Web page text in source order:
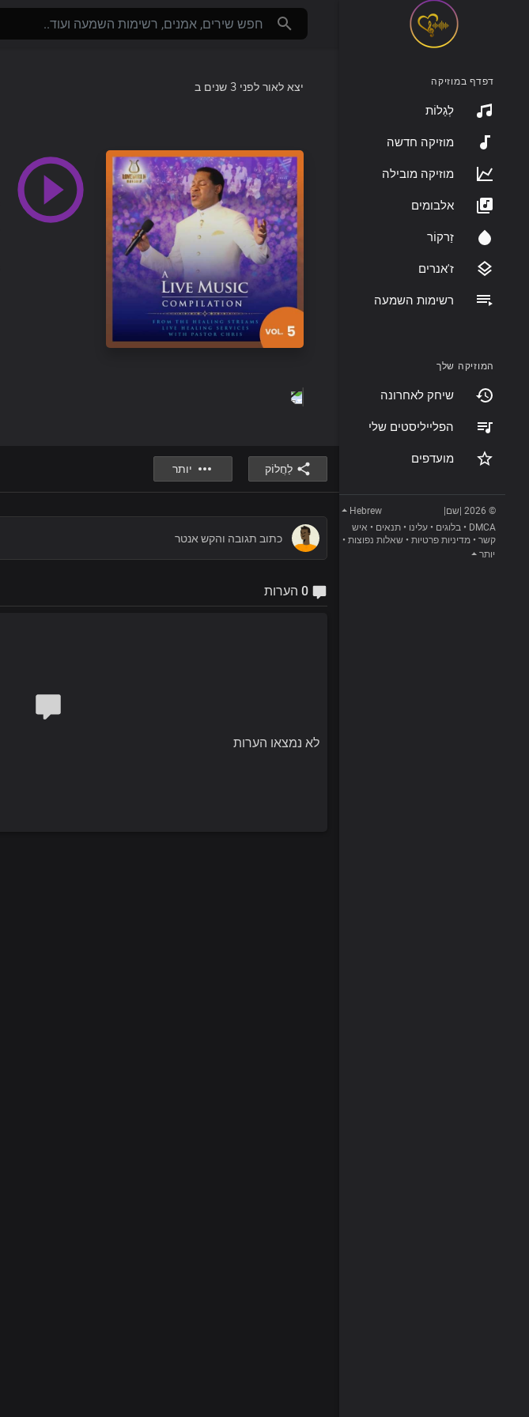
דפדף במוזיקה
לְגַלוֹת
מוזיקה חדשה
מוזיקה מובילה
אלבומים
זַרקוֹר
ז'אנרים
רשימות השמעה
המוזיקה שלך
שיחק לאחרונה
הפלייליסטים שלי
מועדפים
© 2026 |שם|
Hebrew
DMCA
• בלוגים • עלינו • תנאים • איש
קשר • מדיניות פרטיות • שאלות נפוצות •
יותר
יצא לאור לפני 3 שנים ב
לַחֲלוֹק יותר
לא נמצאו הערות